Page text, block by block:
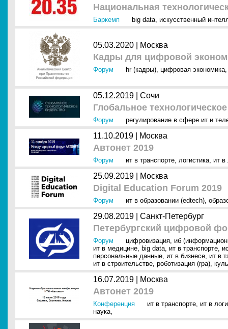
Национальная
Баркемп big data, искусственный
05.03.2020 | Москва
Кадры для цифровой
Форум hr (кадры), цифровая экономика
05.12.2019 | Сочи
Глобальное
Форум регулирование в сфере ит и
11.10.2019 | Москва
Автонет 2019
Форум ит в транспорте, логистика, ит в
25.09.2019 | Москва
Digital Education Forum 2019
Форум ит в образовании (edtech),
29.08.2019 | Санкт-Петербург
Петербургский цифровой
Форум цифровизация, иб
ит в медицине, big data, ит в транспорте,
персональные данные, ит в бизнесе, ит в
ит в строительстве, роботизация (rpa),
16.07.2019 | Москва
Автонет 2019
Конференция ит в транспорте, ит в
наука,